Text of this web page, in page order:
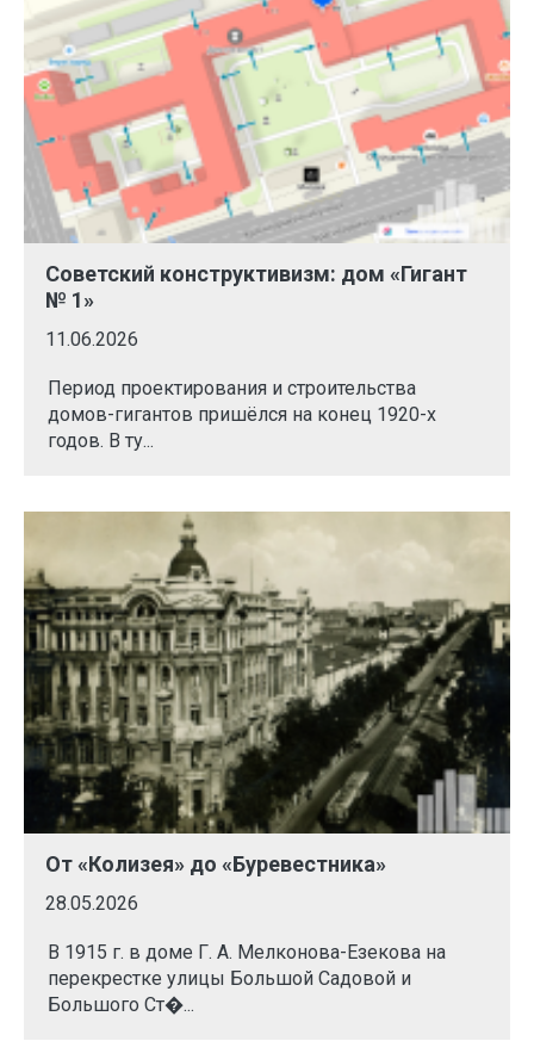
Советский конструктивизм: дом «Гигант
№ 1»
11.06.2026
Период проектирования и строительства
домов-гигантов пришёлся на конец 1920-х
годов. В ту...
От «Колизея» до «Буревестника»
28.05.2026
В 1915 г. в доме Г. А. Мелконова-Езекова на
перекрестке улицы Большой Садовой и
Большого Ст�...